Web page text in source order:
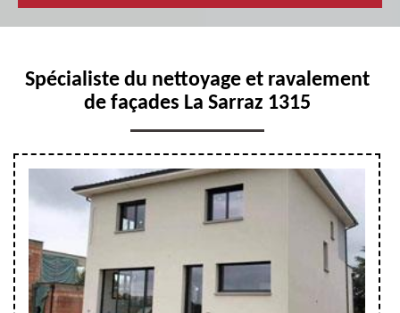
Spécialiste du nettoyage et ravalement
de façades La Sarraz 1315